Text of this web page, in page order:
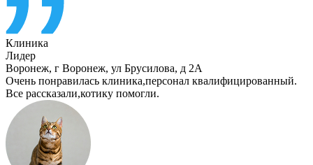
Клиника
Лидер
Воронеж, г Воронеж, ул Брусилова, д 2А
Очень понравилась клиника,персонал квалифицированный.
Все рассказали,котику помогли.